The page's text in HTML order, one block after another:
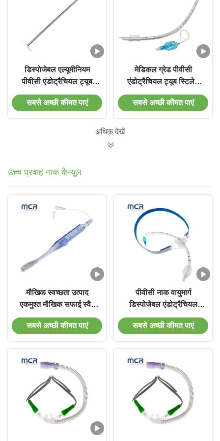
डिस्पोजेबल एल्यूमीनियम
पीवीसी एंडोट्रैचियल ट्यूब
स्टिलेट इंटुबेशन स्टिलेट
6/8/10/12/14Fr आकार में
सबसे अच्छी कीमत पाएं
मेडिकल ग्रेड पीवीसी
एंडोट्रैचियल ट्यूब स्टिलेट
इंटुबेशन स्टिलेट
सबसे अच्छी कीमत पाएं
अधिक देखें
उच्च प्रवाह नाक कैन्यूल
मौखिक स्वच्छता उत्पाद
एकमुश्त मौखिक सफाई स्वैब
सक्शन टूथब्रश
सबसे अच्छी कीमत पाएं
पीवीसी नाक वायुमार्ग
डिस्पोजेबल एंडोट्रैचियल
ट्यूब धारक
सबसे अच्छी कीमत पाएं